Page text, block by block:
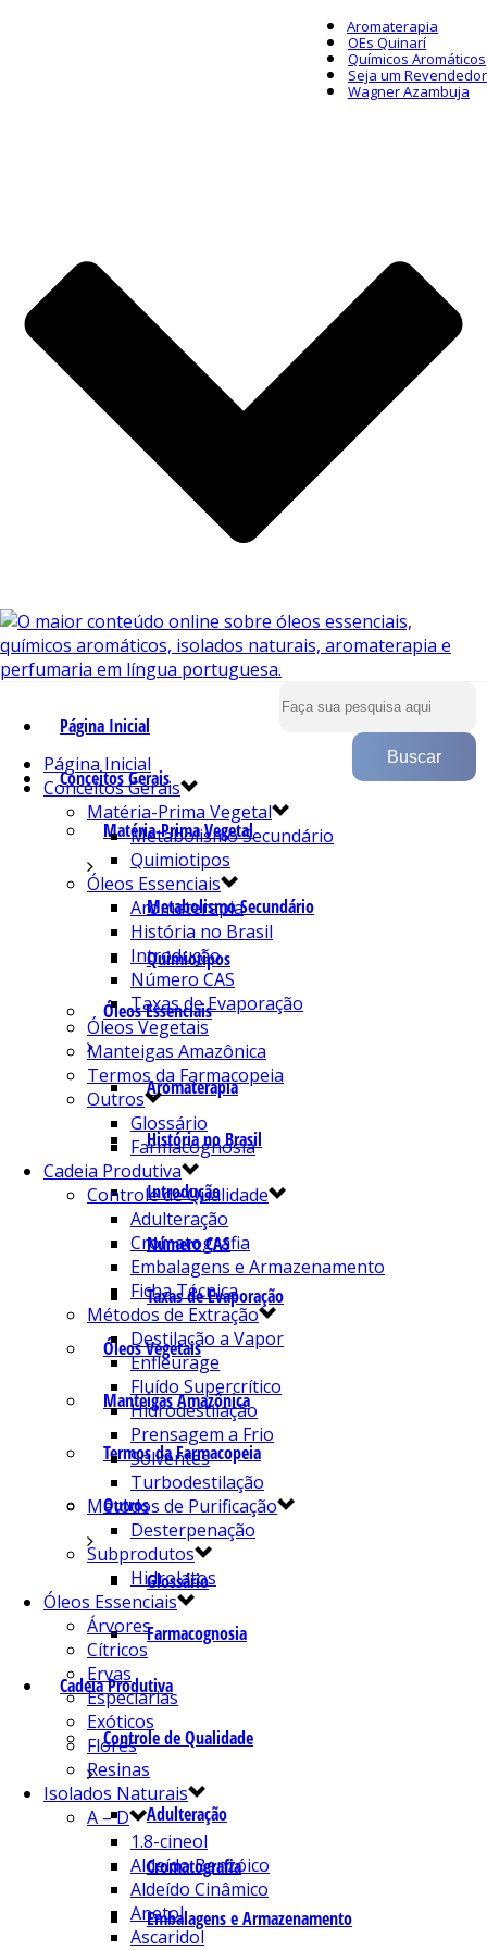
Aromaterapia
OEs Quinarí
Químicos Aromáticos
Seja um Revendedor
Wagner Azambuja
Página Inicial
Conceitos Gerais
Matéria-Prima Vegetal
Metabolismo Secundário
Quimiotipos
Óleos Essenciais
Aromaterapia
História no Brasil
Introdução
Número CAS
Taxas de Evaporação
Óleos Vegetais
Manteigas Amazônica
Termos da Farmacopeia
Outros
Glossário
Farmacognosia
Cadeia Produtiva
Controle de Qualidade
Adulteração
Cromatografia
Embalagens e Armazenamento
Página Inicial
Conceitos Gerais
Matéria-Prima Vegetal
Metabolismo Secundário
Quimiotipos
Óleos Essenciais
Aromaterapia
História no Brasil
Introdução
Número CAS
Taxas de Evaporação
Óleos Vegetais
Manteigas Amazônica
Termos da Farmacopeia
Outros
Glossário
Farmacognosia
Cadeia Produtiva
Controle de Qualidade
Adulteração
Cromatografia
Embalagens e Armazenamento
Ficha Técnica
Métodos de Extração
Destilação a Vapor
Enfleurage
Fluído Supercrítico
Hidrodestilação
Prensagem a Frio
Solventes
Turbodestilação
Métodos de Purificação
Desterpenação
Subprodutos
Hidrolatos
Óleos Essenciais
Árvores
Cítricos
Ervas
Especiarias
Exóticos
Flores
Resinas
Isolados Naturais
A – D
1.8-cineol
Aldeído Benzóico
Aldeído Cinâmico
Anetol
Ascaridol